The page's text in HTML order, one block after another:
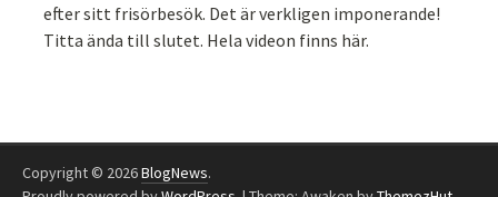
efter sitt frisörbesök. Det är verkligen imponerande!
Titta ända till slutet. Hela videon finns här.
Copyright © 2026BlogNews.